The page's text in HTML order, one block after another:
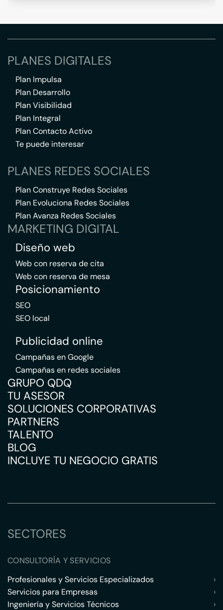
PLANES DIGITALES
Plan Impulsa
Plan Desarrollo
Plan Visibilidad
Plan Integral
Plan Contacto Activo
Te puede interesar
PLANES REDES SOCIALES
Plan Construye Redes Sociales
Plan Evoluciona Redes Sociales
Plan Avanza Redes Sociales
MARKETING DIGITAL
Diseño web
Web con reserva de cita
Web con reserva de mesa
Posicionamiento
SEO
SEO local
Publicidad online
Campañas en Google
Campañas en redes sociales
GRUPO QDQ
TU ASESOR
SOLUCIONES CORPORATIVAS
PARTNERS
TALENTO
BLOG
INCLUYE TU NEGOCIO GRATIS
SECTORES
CONSULTORÍA Y SERVICIOS
Profesionales y Servicios Especializados
›
Servicios para Empresas
›
Ingeniería y Servicios Técnicos
›